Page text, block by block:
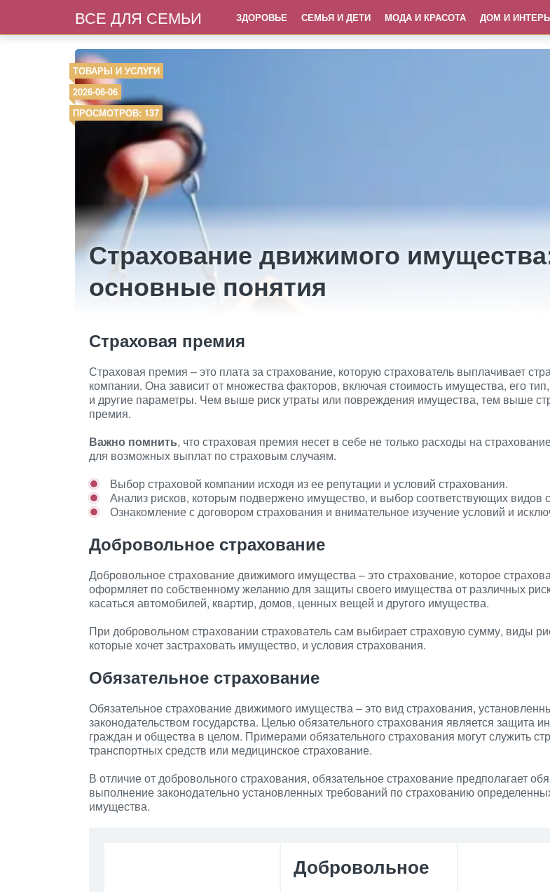
ВСЕ ДЛЯ СЕМЬИ ЗДОРОВЬЕ СЕМЬЯ И ДЕТИ МОДА И КРАСОТА ДОМ И
ТОВАРЫ И УСЛУГИ
2026-06-06
ПРОСМОТРОВ: 137
Страхование движимого
основные понятия
Страховая премия
Страховая премия – это плата за страхование, которую страхователь выплачивает
компании. Она зависит от множества факторов, включая стоимость имущества, его
и другие параметры. Чем выше риск утраты или повреждения имущества, тем выше
премия.
Важно помнить, что страховая премия несет в себе не только расходы на
для возможных выплат по страховым случаям.
Выбор страховой компании исходя из ее репутации и условий страхования.
Анализ рисков, которым подвержено имущество, и выбор соответствующих видов
Ознакомление с договором страхования и внимательное изучение условий и
Добровольное страхование
Добровольное страхование движимого имущества – это страхование, которое
оформляет по собственному желанию для защиты своего имущества от различных
касаться автомобилей, квартир, домов, ценных вещей и другого имущества.
При добровольном страховании страхователь сам выбирает страховую сумму, виды
которые хочет застраховать имущество, и условия страхования.
Обязательное страхование
Обязательное страхование движимого имущества – это вид страхования,
законодательством государства. Целью обязательного страхования является защита
граждан и общества в целом. Примерами обязательного страхования могут служить
транспортных средств или медицинское страхование.
В отличие от добровольного страхования, обязательное страхование предполагает
выполнение законодательно установленных требований по страхованию
имущества.
Добровольное